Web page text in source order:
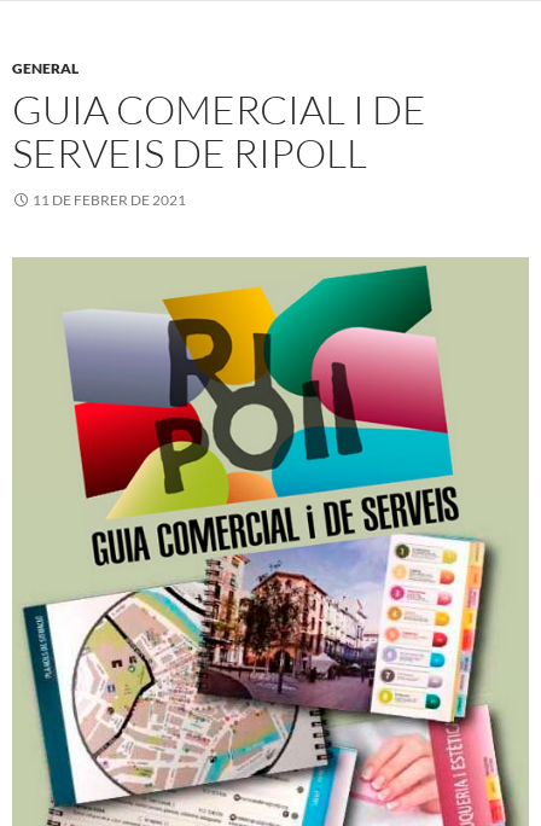
GENERAL
GUIA COMERCIAL I DE
SERVEIS DE RIPOLL
11 DE FEBRER DE 2021